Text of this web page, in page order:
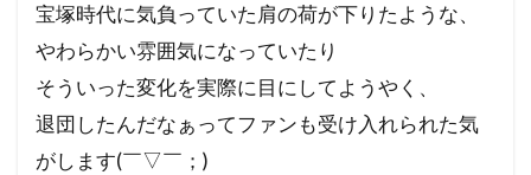
宝塚時代に気負っていた肩の荷が下りたような、
やわらかい雰囲気になっていたり
そういった変化を実際に目にしてようやく、
退団したんだなぁってファンも受け入れられた気
がします(￣▽￣；)